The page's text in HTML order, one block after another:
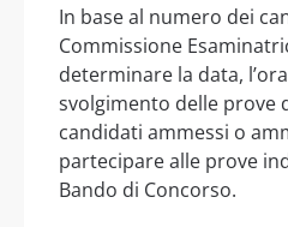
In base al numero dei
Commissione
determinare la data,
svolgimento delle prove
candidati ammessi o
partecipare alle prove
Bando di Concorso.